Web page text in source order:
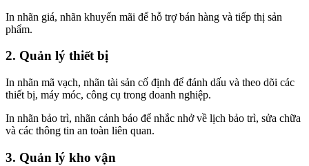
In nhãn giá, nhãn khuyến mãi để hỗ trợ bán hàng và tiếp thị sản
phẩm.
2. Quản lý thiết bị
In nhãn mã vạch, nhãn tài sản cố định để đánh dấu và theo dõi các
thiết bị, máy móc, công cụ trong doanh nghiệp.
In nhãn bảo trì, nhãn cảnh báo để nhắc nhở về lịch bảo trì, sửa chữa
và các thông tin an toàn liên quan.
3. Quản lý kho vận